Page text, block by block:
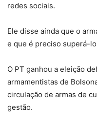
redes sociais.
Ele disse ainda que o
e que é preciso superá-
O PT ganhou a eleição
armamentistas de
circulação de armas de
gestão.